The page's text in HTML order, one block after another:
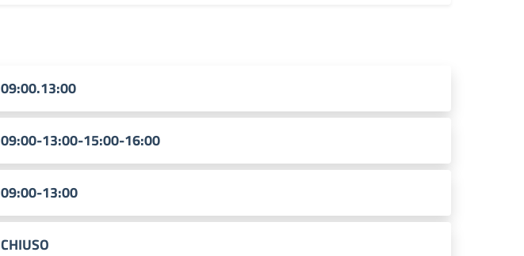
09:00.13:00
09:00-13:00-15:00-16:00
09:00-13:00
CHIUSO